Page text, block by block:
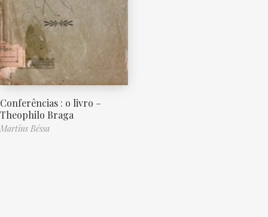
Conferências : o livro –
Theophilo Braga
Martins Béssa